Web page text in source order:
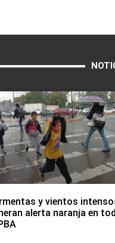
y vientos
alerta naranja en